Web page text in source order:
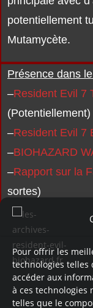
Pour offrir les
technologies telles
accéder aux
à ces technologies
telles que le
potentiellement
Mutamycète.
Présence dans
–Resident Evil 7
(Potentiellement)
–Resident Evil 7
–BIOHAZARD
–Rapport sur la
sortes)